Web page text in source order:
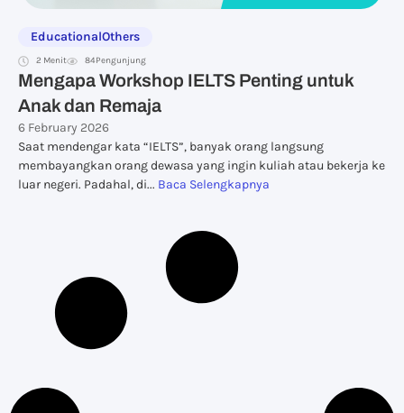
EducationalOthers
2 Menit 84Pengunjung
Mengapa Workshop IELTS Penting untuk
Anak dan Remaja
6 February 2026
Saat mendengar kata “IELTS”, banyak orang langsung
membayangkan orang dewasa yang ingin kuliah atau bekerja ke
luar negeri. Padahal, di... Baca Selengkapnya